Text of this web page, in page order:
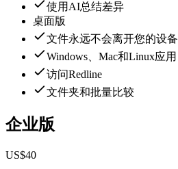
使用AI总结差异
桌面版
文件永远不会离开您的设备
Windows、Mac和Linux应用
访问Redline
文件夹和批量比较
企业版
US$40